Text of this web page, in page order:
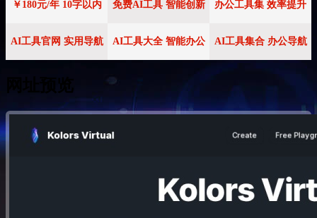
￥180元/年 10字以内 免费AI工具 智能创新 办公工具集 效率提升
AI工具官网 实用导航 AI工具大全 智能办公 AI工具集合 办公导航
网址预览